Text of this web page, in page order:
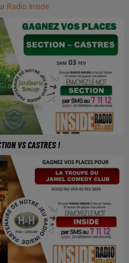
Radio Inside
VS CASTRES !